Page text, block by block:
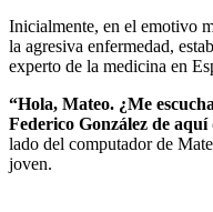
Inicialmente, en el emotivo
la agresiva enfermedad,
experto de la medicina en
“Hola, Mateo. ¿Me
Federico González de aquí
lado del computador de
joven.